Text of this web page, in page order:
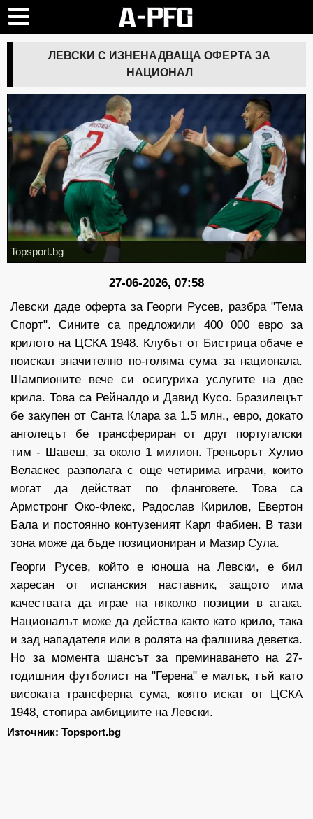
ЛЕВСКИ С ИЗНЕНАДВАЩА ОФЕРТА ЗА
НАЦИОНАЛ
Topsport.bg
27-06-2026, 07:58
Левски даде оферта за Георги Русев, разбра "Тема
Спорт". Сините са предложили 400 000 евро за
крилото на ЦСКА 1948. Клубът от Бистрица обаче е
поискал значително по-голяма сума за национала.
Шампионите вече си осигуриха услугите на две
крила. Това са Рейналдо и Давид Кусо. Бразилецът
бе закупен от Санта Клара за 1.5 млн., евро, докато
анголецът бе трансфериран от друг португалски
тим - Шавеш, за около 1 милион. Треньорът Хулио
Веласкес разполага с още четирима играчи, които
могат да действат по фланговете. Това са
Армстронг Око-Флекс, Радослав Кирилов, Евертон
Бала и постоянно контузеният Карл Фабиен. В тази
зона може да бъде позициониран и Мазир Сула.
Георги Русев, който е юноша на Левски, е бил
харесан от испанския наставник, защото има
качествата да играе на няколко позиции в атака.
Националът може да действа както като крило, така
и зад нападателя или в ролята на фалшива деветка.
Но за момента шансът за преминаването на 27-
годишния футболист на "Герена" е малък, тъй като
високата трансферна сума, която искат от ЦСКА
1948, стопира амбициите на Левски.
Източник: Topsport.bg